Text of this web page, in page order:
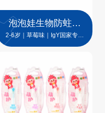
泡泡娃生物防蛀技
术儿童牙膏
2-6岁｜草莓味｜IgY国家专利